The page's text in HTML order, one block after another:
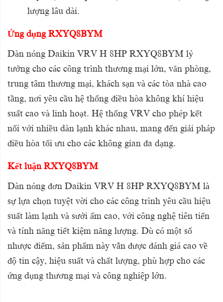
lượng lâu dài.
Ứng dụng RXYQ8BYM
Dàn nóng Daikin VRV H 8HP RXYQ8BYM lý
tưởng cho các công trình thương mại lớn, văn phòng,
trung tâm thương mại, khách sạn và các tòa nhà cao
tầng, nơi yêu cầu hệ thống điều hòa không khí hiệu
suất cao và linh hoạt. Hệ thống VRV cho phép kết
nối với nhiều dàn lạnh khác nhau, mang đến giải pháp
điều hòa tối ưu cho các không gian đa dạng.
Kết luận RXYQ8BYM
Dàn nóng đơn Daikin VRV H 8HP RXYQ8BYM là
sự lựa chọn tuyệt vời cho các công trình yêu cầu hiệu
suất làm lạnh và sưởi ấm cao, với công nghệ tiên tiến
và tính năng tiết kiệm năng lượng. Dù có một số
nhược điểm, sản phẩm này vẫn được đánh giá cao về
độ tin cậy, hiệu suất và chất lượng, phù hợp cho các
ứng dụng thương mại và công nghiệp lớn.